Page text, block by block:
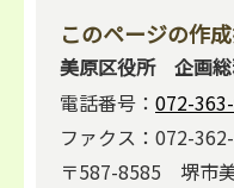
このページの作
美原区役所 企画
電話番号： 072-
ファクス：072-
〒587-8585 堺市